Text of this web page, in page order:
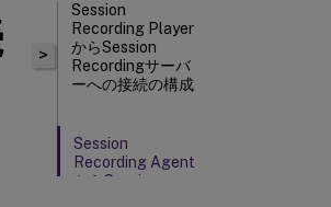
>
Session
Recording Player
からSession
Recordingサーバ
ーへの接続の構成
Session
Recording Agent
からSession